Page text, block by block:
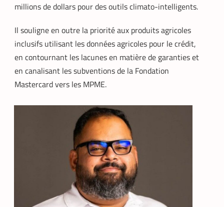
millions de dollars pour des outils climato-intelligents.
Il souligne en outre la priorité aux produits agricoles
inclusifs utilisant les données agricoles pour le crédit,
en contournant les lacunes en matière de garanties et
en canalisant les subventions de la Fondation
Mastercard vers les MPME.
DATACENTER , TECH MONDE
pour un retour sur investissement
La Rédaction 21 mai 2026
Un leader mondial des infrastructures
numériques annonce la réduction de 70
% de la consommation d’énergie de
refroidissement dans un data center à
Madrid.